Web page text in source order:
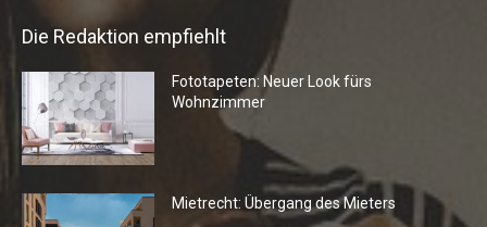
Die Redaktion empfiehlt
Fototapeten: Neuer Look fürs
Wohnzimmer
Mietrecht: Übergang des Mieters